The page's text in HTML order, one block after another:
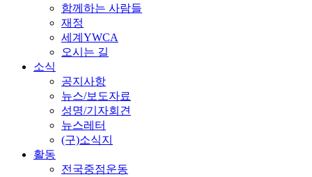
함께하는 사람들
재정
세계YWCA
오시는 길
소식
공지사항
뉴스/보도자료
성명/기자회견
뉴스레터
(구)소식지
활동
전국중점운동